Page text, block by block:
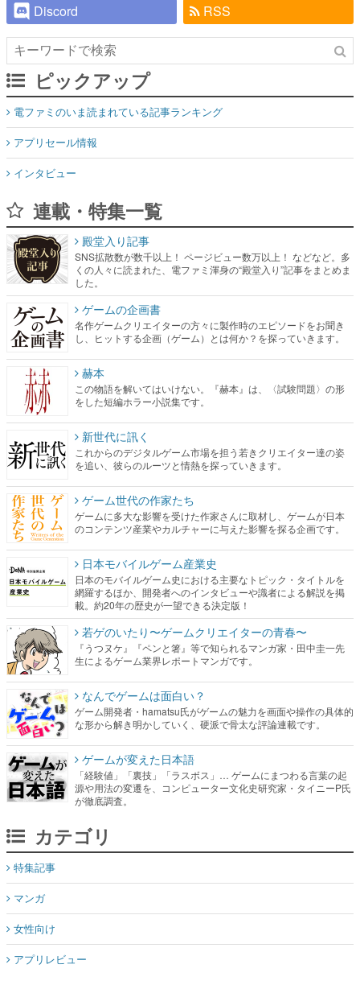
Discord
RSS
ピックアップ
電ファミのいま読まれている記事ランキング
アプリセール情報
インタビュー
連載・特集一覧
殿堂入り記事
SNS拡散数が数千以上！ ページビュー数万以上！ などなど。多
くの人々に読まれた、電ファミ渾身の“殿堂入り”記事をまとめま
した。
ゲームの企画書
名作ゲームクリエイターの方々に製作時のエピソードをお聞き
し、ヒットする企画（ゲーム）とは何か？を探っていきます。
赫本
この物語を解いてはいけない。『赫本』は、〈試験問題〉の形
をした短編ホラー小説集です。
新世代に訊く
これからのデジタルゲーム市場を担う若きクリエイター達の姿
を追い、彼らのルーツと情熱を探っていきます。
ゲーム世代の作家たち
ゲームに多大な影響を受けた作家さんに取材し、ゲームが日本
のコンテンツ産業やカルチャーに与えた影響を探る企画です。
日本モバイルゲーム産業史
日本のモバイルゲーム史における主要なトピック・タイトルを
網羅するほか、開発者へのインタビューや識者による解説を掲
載。約20年の歴史が一望できる決定版！
若ゲのいたり〜ゲームクリエイターの青春〜
『うつヌケ』『ペンと箸』等で知られるマンガ家・田中圭一先
生によるゲーム業界レポートマンガです。
なんでゲームは面白い？
ゲーム開発者・hamatsu氏がゲームの魅力を画面や操作の具体的
な形から解き明かしていく、硬派で骨太な評論連載です。
ゲームが変えた日本語
「経験値」「裏技」「ラスボス」… ゲームにまつわる言葉の起
源や用法の変遷を、コンピューター文化史研究家・タイニーP氏
が徹底調査。
カテゴリ
特集記事
マンガ
女性向け
アプリレビュー